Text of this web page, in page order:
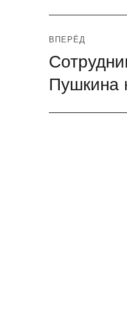
записям
ВПЕРЁД
Следующая
запись:
Пушкина